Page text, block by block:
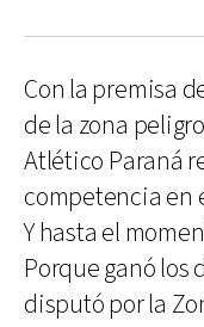
Con la premisa
de la zona
Atlético Paraná
competencia en
Y hasta el
Porque ganó los
disputó por la